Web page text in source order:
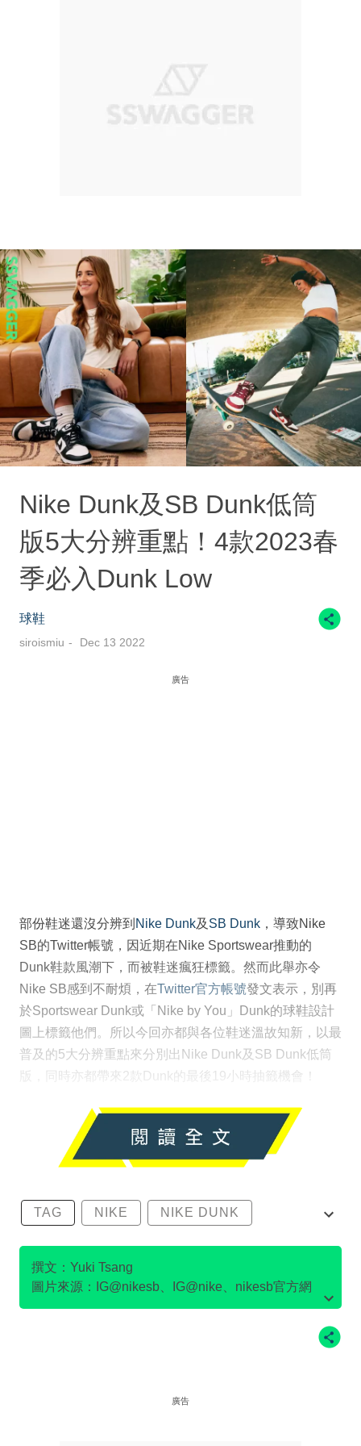
Nike Dunk及SB Dunk低筒
版5大分辨重點！4款2023春
季必入Dunk Low
球鞋
siroismiu Dec 13 2022
廣告
部份鞋迷還沒分辨到 Nike Dunk及 SB Dunk ，導致Nike
SB的Twitter帳號，因近期在Nike Sportswear推動的
Dunk鞋款風潮下，而被鞋迷瘋狂標籤。然而此舉亦令
Nike SB感到不耐煩，在Twitter官方帳號發文表示，別再
於Sportswear Dunk或「Nike by You」Dunk的球鞋設計
圖上標籤他們。所以今回亦都與各位鞋迷溫故知新，以最
普及的5大分辨重點來分別出Nike Dunk及SB Dunk低筒
版，同時亦都帶來2款Dunk的最後19小時抽籤機會！
TAG NIKE NIKE DUNK
SB DUNK
撰文：Yuki Tsang
圖片來源：IG@nikesb、IG@nike、nikesb官方網
站、Twitter@nikesb截圖、nike官方網站、
廣告